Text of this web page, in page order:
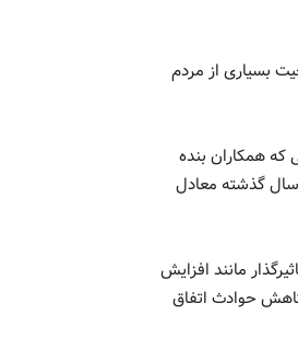
بسیاری از مردم
خداوند تعالی و تلاشی که همکاران بنده
پزشکی قانونی ۷.۸ درصد نسبت به سال گذشته معادل
مانند افزایش
حوادث اتفاق